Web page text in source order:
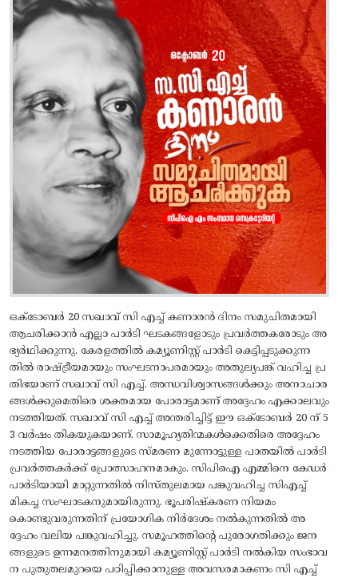
ഒക്ടോബർ 20 സഖാവ് സി എച്ച് കണാരൻ ദിനം സമുചിതമായി
ആചരിക്കാൻ എല്ലാ പാർടി ഘടകങ്ങളോടും പ്രവർത്തകരോടും അ
ഭ്യർഥിക്കുന്നു. കേരളത്തിൽ കമ്യൂണിസ്റ്റ് പാർടി കെട്ടിപ്പടുക്കുന്ന
തിൽ രാഷ്ട്രീയമായും സംഘടനാപരമായും അതുല്യപങ്ക് വഹിച്ച പ്ര
തിഭയാണ് സഖാവ് സി എച്ച്. അന്ധവിശ്വാസങ്ങൾക്കും അനാചാര
ങ്ങൾക്കുമെതിരെ ശക്തമായ പോരാട്ടമാണ് അദ്ദേഹം എക്കാലവും
നടത്തിയത്. സഖാവ് സി എച്ച് അന്തരിച്ചിട്ട് ഈ ഒക്ടോബർ 20 ന് 5
3 വർഷം തികയുകയാണ്‌. സാമൂഹ്യതിന്മകൾക്കെതിരെ അദ്ദേഹം
നടത്തിയ പോരാട്ടങ്ങളുടെ സ്മരണ മുന്നോട്ടുള്ള പാതയിൽ പാർടി
പ്രവർത്തകർക്ക്‌ പ്രോത്സാഹനമാകും. സിപിഐ എമ്മിനെ കേഡർ
പാർടിയായി മാറ്റുന്നതിൽ നിസ്തുലമായ പങ്കുവഹിച്ച സിഎച്ച്‌
മികച്ച സംഘാടകനുമായിരുന്നു. ഭൂപരിഷ്കരണ നിയമം
കൊണ്ടുവരുന്നതിന് പ്രയോഗിക നിർദേശം നൽകുന്നതിൽ അ
ദ്ദേഹം വലിയ പങ്കുവഹിച്ചു. സമൂഹത്തിന്റെ പുരോഗതിക്കും ജന
ങ്ങളുടെ ഉന്നമനത്തിനുമായി കമ്യൂണിസ്റ്റ് പാർടി നൽകിയ സംഭാവ
ന പുതുതലമുറയെ പഠിപ്പിക്കാനുള്ള അവസരമാകണം സി എച്ച്